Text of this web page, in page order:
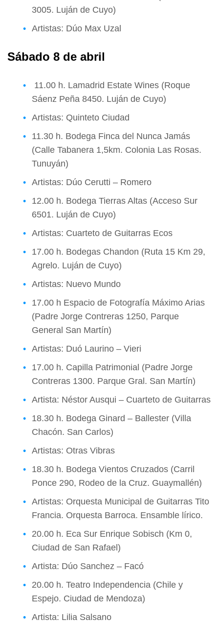
3005. Luján de Cuyo)
Artistas: Dúo Max Uzal
Sábado 8 de abril
11.00 h. Lamadrid Estate Wines (Roque
Sáenz Peña 8450. Luján de Cuyo)
Artistas: Quinteto Ciudad
11.30 h. Bodega Finca del Nunca Jamás
(Calle Tabanera 1,5km. Colonia Las Rosas.
Tunuyán)
Artistas: Dúo Cerutti – Romero
12.00 h. Bodega Tierras Altas (Acceso Sur
6501. Luján de Cuyo)
Artistas: Cuarteto de Guitarras Ecos
17.00 h. Bodegas Chandon (Ruta 15 Km 29,
Agrelo. Luján de Cuyo)
Artistas: Nuevo Mundo
17.00 h Espacio de Fotografía Máximo Arias
(Padre Jorge Contreras 1250, Parque
General San Martín)
Artistas: Duó Laurino – Vieri
17.00 h. Capilla Patrimonial (Padre Jorge
Contreras 1300. Parque Gral. San Martín)
Artista: Néstor Ausqui – Cuarteto de Guitarras
18.30 h. Bodega Ginard – Ballester (Villa
Chacón. San Carlos)
Artistas: Otras Vibras
18.30 h. Bodega Vientos Cruzados (Carril
Ponce 290, Rodeo de la Cruz. Guaymallén)
Artistas: Orquesta Municipal de Guitarras Tito
Francia. Orquesta Barroca. Ensamble lírico.
20.00 h. Eca Sur Enrique Sobisch (Km 0,
Ciudad de San Rafael)
Artista: Dúo Sanchez – Facó
20.00 h. Teatro Independencia (Chile y
Espejo. Ciudad de Mendoza)
Artista: Lilia Salsano